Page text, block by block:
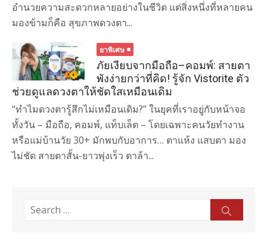
อำนวยความสะดวกหลายอย่างในชีวิต แต่สิ่งหนึ่งที่หลายคน
มองข้ามก็คือ สุขภาพดวงตา...
ยาพิเศษ
ภัยเงียบจากมือถือ–คอมพ์: สายตา
พังง่ายกว่าที่คิด! รู้จัก Vistorite ตัว
ช่วยดูแลดวงตาให้ชัดใสเหมือนเดิม
“ทำไมดวงตารู้สึกไม่เหมือนเดิม?” ในยุคที่เราอยู่กับหน้าจอ
ทั้งวัน – มือถือ, คอมพ์, แท็บเล็ต – โดยเฉพาะคนวัยทำงาน
หรือแม่บ้านวัย 30+ มักพบกับอาการ… ตาแห้ง แสบตา มอง
ไม่ชัด สายตาสั้น-ยาวพุ่งเร็ว ตาล้า...
Search